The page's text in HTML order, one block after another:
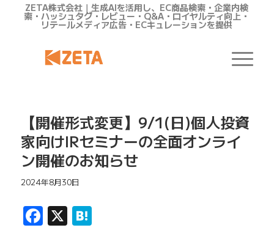
ZETA株式会社｜生成AIを活用し、EC商品検索・企業内検
索・ハッシュタグ・レビュー・Q&A・ロイヤルティ向上・
リテールメディア広告・ECキュレーションを提供
【開催形式変更】9/1(日)個人投資
家向けIRセミナーの全面オンライ
ン開催のお知らせ
2024年8月30日
Facebook
X Hatena